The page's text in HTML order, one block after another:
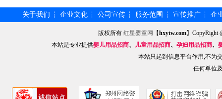
关于我们 ┆ 企业文化 ┆ 公司宣传 ┆ 服务范围 ┆ 宣传推广 ┆ 企
版权所有红星婴童网 【hxytw.com】CopyRight
本站是专业提供婴儿用品招商、 儿童用品招商、 孕妇用品招商、
本站只起到信息平台作用,不为
任何单位